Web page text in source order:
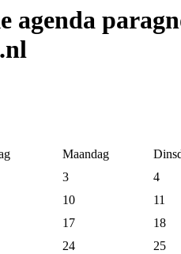
agenda
Maandag
3 4
10 11
17 18
24 25